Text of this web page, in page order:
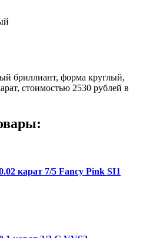
бриллиант, форма круглый,
стоимостью 2530 рублей в
карат 7/5 Fancy Pink SI1